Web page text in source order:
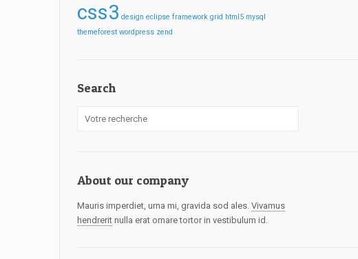
css3 design eclipse framework grid html5 mysql
themeforest wordpress zend
Search
About our company
Mauris imperdiet, urna mi, gravida sod ales. Vivamus
hendreritnulla erat ornare tortor in vestibulum id.